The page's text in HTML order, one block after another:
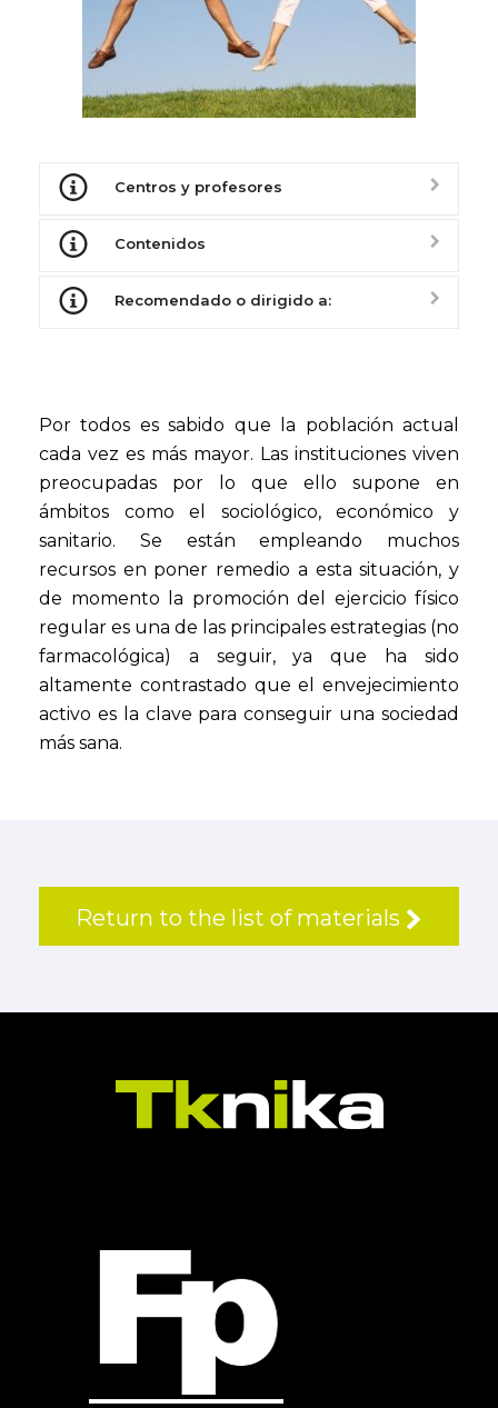
Centros y profesores
Contenidos
Recomendado o dirigido a:
Por todos es sabido que la población actual
cada vez es más mayor. Las instituciones viven
preocupadas por lo que ello supone en
ámbitos como el sociológico, económico y
sanitario. Se están empleando muchos
recursos en poner remedio a esta situación, y
de momento la promoción del ejercicio físico
regular es una de las principales estrategias (no
farmacológica) a seguir, ya que ha sido
altamente contrastado que el envejecimiento
activo es la clave para conseguir una sociedad
más sana.
Return to the list of materials